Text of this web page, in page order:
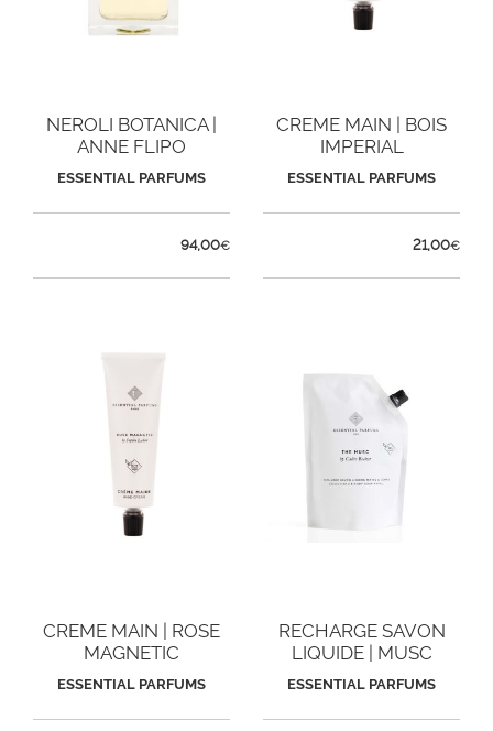
NEROLI BOTANICA |
ANNE FLIPO
ESSENTIAL PARFUMS
94,00€
CREME MAIN | BOIS
IMPERIAL
ESSENTIAL PARFUMS
21,00€
CREME MAIN | ROSE
MAGNETIC
ESSENTIAL PARFUMS
RECHARGE SAVON
LIQUIDE | MUSC
ESSENTIAL PARFUMS